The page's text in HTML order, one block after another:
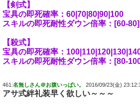
【剣式】
宝具の即死確率：60|70|80|90|100
スキルの即死耐性ダウン倍率：[60-80]
【殺式】
宝具の即死確率：
スキルの即死耐性ダウン倍率：[80-
461:名無しさん＠お腹いっぱい。 2016/09/23(金)
アサ式絆礼装早く欲しい～～～